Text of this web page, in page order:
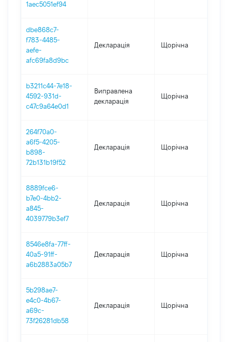
1aec5051ef94
dbe868c7-
f783-4485-
aefe-
afc69fa8d9bc
Декларація Щорічна
b3211c44-7e18-
4592-931d-
c47c9a64e0d1
Виправлена
декларація
Щорічна
264f70a0-
a6f5-4205-
b898-
72b131b19f52
Декларація Щорічна
8889fce6-
b7e0-4bb2-
a845-
4039779b3ef7
Декларація Щорічна
8546e8fa-77ff-
40a5-91ff-
a6b2883a05b7
Декларація Щорічна
5b298ae7-
e4c0-4b67-
a69c-
73f26281db58
Декларація Щорічна